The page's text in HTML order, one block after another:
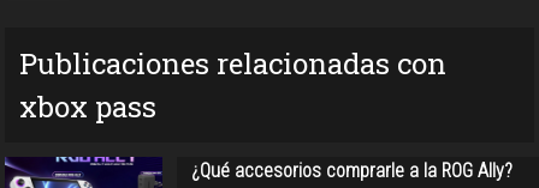
Publicaciones relacionadas con
xbox pass
¿Qué accesorios comprarle a la ROG Ally?